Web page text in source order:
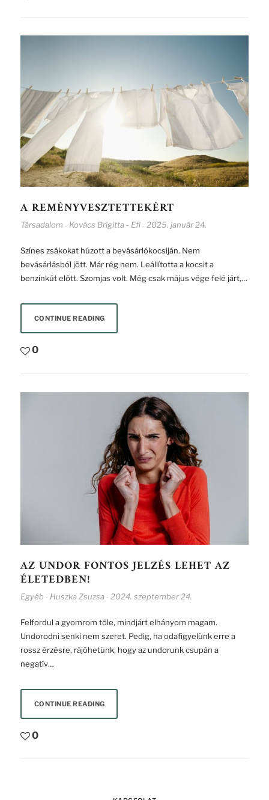
A REMÉNYVESZTETTEKÉRT
Társadalom - Kovács Brigitta - Efi - 2025. január 24.
Színes zsákokat húzott a bevásárlókocsiján. Nem
bevásárlásból jött. Már rég nem. Leállította a kocsit a
benzinkút előtt. Szomjas volt. Még csak május vége felé járt,…
CONTINUE READING
0
AZ UNDOR FONTOS JELZÉS LEHET AZ
ÉLETEDBEN!
Egyéb - Huszka Zsuzsa - 2024. szeptember 24.
Felfordul a gyomrom tőle, mindjárt elhányom magam.
Undorodni senki nem szeret. Pedig, ha odafigyelünk erre a
rossz érzésre, rájöhetünk, hogy az undorunk csupán a
negatív…
CONTINUE READING
0